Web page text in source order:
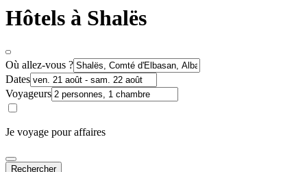
Hôtels à Shalës
Où allez-vous ?
Dates
Voyageurs
Je voyage pour affaires
Rechercher